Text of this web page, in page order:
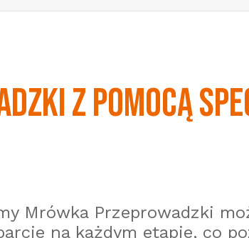
Z POMOCĄ
Mrówka Przeprowadzki
na każdym etapie, co